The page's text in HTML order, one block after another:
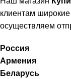
клиентам
осуществляем
Россия
Армения
Беларусь